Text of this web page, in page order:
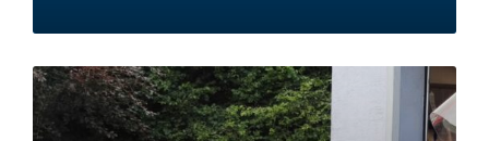
Read
More